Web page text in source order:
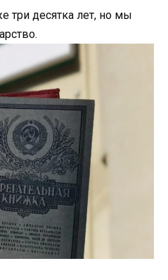
три десятка лет, но мы